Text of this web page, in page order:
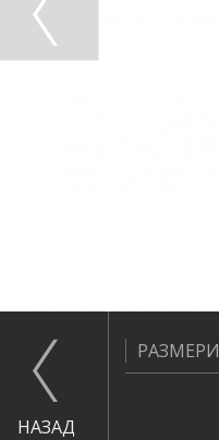
НАЗАД
РАЗМЕРИ